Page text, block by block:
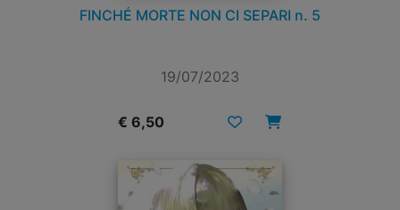
FINCHÉ MORTE NON CI SEPARI n. 5
19/07/2023
€ 6,50